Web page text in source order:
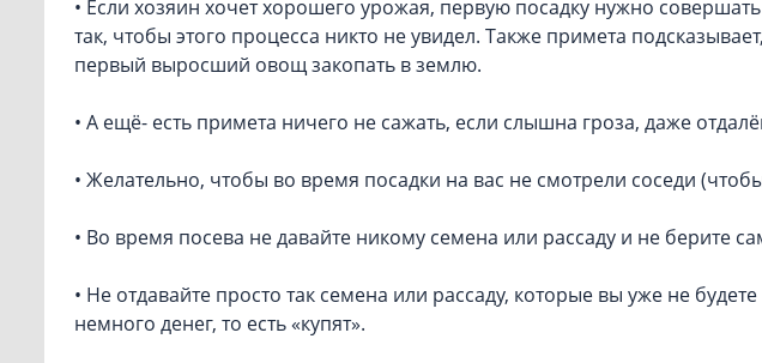
• Если хозяин хочет хорошего урожая, первую посадку нужно
так, чтобы этого процесса никто не увидел. Также примета
первый выросший овощ закопать в землю.
• А ещё- есть примета ничего не сажать, если слышна гроза, даже
• Желательно, чтобы во время посадки на вас не смотрели соседи
• Во время посева не давайте никому семена или рассаду и не берите
• Не отдавайте просто так семена или рассаду, которые вы уже не
немного денег, то есть «купят».